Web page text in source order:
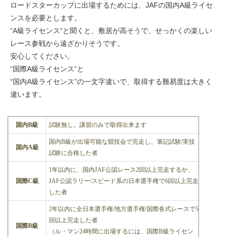
ロードスターカップに出場するためには、JAFの国内A級ライセ
ンスを必要とします。
“A級ライセンス”と聞くと、敷居が高そうで、せっかくの楽しい
レース参戦から遠ざかりそうです。
安心してください。
“国際A級ライセンス”と
“国内A級ライセンス”の一文字違いで、取得する難易度は大きく
違います。
国内B級 試験無し。講習のみで取得出来ます
国内A級
国内B級が出場可能な競技会で完走し、筆記試験/実技
試験に合格した者
国際C級
1年以内に、国内JAF公認レース2回以上完走するか、
JAF公認ラリー/スピード系の日本選手権で6回以上完走
した者
国際B級
2年以内に全日本選手権/地方選手権/国際各式レースで5
回以上完走した者
（ル・マン24時間に出場するには、国際B級ライセン